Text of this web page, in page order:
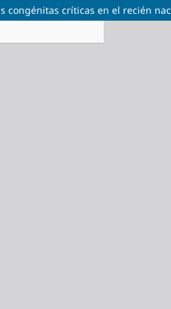
congénitas críticas en el recién